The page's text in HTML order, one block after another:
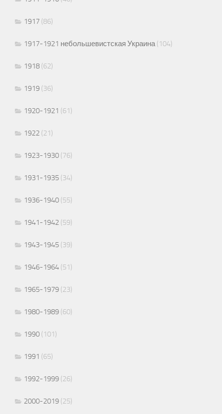
1917 (86)
1917-1921 небольшевистская Украина(104)
1918 (62)
1919 (36)
1920-1921 (61)
1922 (21)
1923-1930 (76)
1931-1935 (34)
1936-1940 (55)
1941-1942 (59)
1943-1945 (39)
1946-1964 (51)
1965-1979 (23)
1980-1989 (60)
1990 (101)
1991 (65)
1992-1999 (26)
2000-2019 (25)